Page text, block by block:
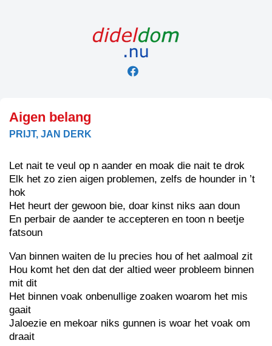
Aigen belang
PRIJT, JAN DERK
Let nait te veul op n aander en moak die nait te drok
Elk het zo zien aigen problemen, zelfs de hounder in ’t
hok
Het heurt der gewoon bie, doar kinst niks aan doun
En perbair de aander te accepteren en toon n beetje
fatsoun
Van binnen waiten de lu precies hou of het aalmoal zit
Hou komt het den dat der altied weer probleem binnen
mit dit
Het binnen voak onbenullige zoaken woarom het mis
gaait
Jaloezie en mekoar niks gunnen is woar het voak om
draait